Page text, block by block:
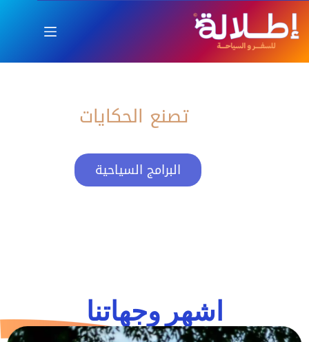
اطلالة
العام الجديد بإطلالة ساحرة
تصنع الحكايات
البرامج السياحية
اشهر وجهاتنا